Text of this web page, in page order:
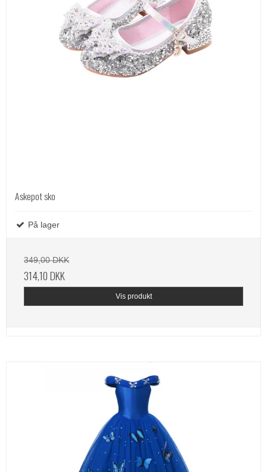
Askepot sko
På lager
349,00 DKK
314,10 DKK
Vis produkt